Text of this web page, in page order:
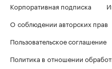
Корпоративная подписка
О соблюдении авторских прав
Пользовательское соглашение
Политика в отношении